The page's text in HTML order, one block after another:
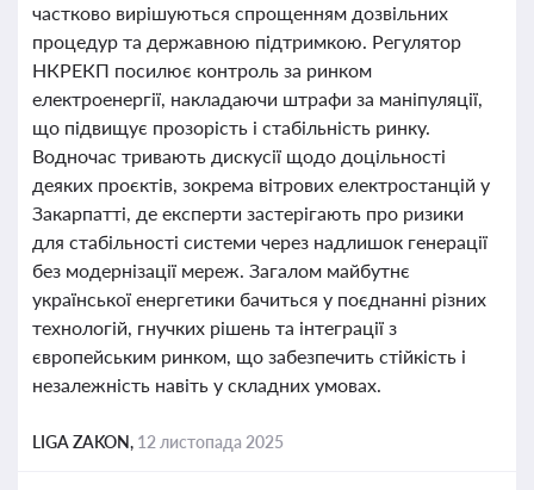
частково вирішуються спрощенням дозвільних
процедур та державною підтримкою. Регулятор
НКРЕКП посилює контроль за ринком
електроенергії, накладаючи штрафи за маніпуляції,
що підвищує прозорість і стабільність ринку.
Водночас тривають дискусії щодо доцільності
деяких проєктів, зокрема вітрових електростанцій у
Закарпатті, де експерти застерігають про ризики
для стабільності системи через надлишок генерації
без модернізації мереж. Загалом майбутнє
української енергетики бачиться у поєднанні різних
технологій, гнучких рішень та інтеграції з
європейським ринком, що забезпечить стійкість і
незалежність навіть у складних умовах.
LIGA ZAKON, 12 листопада 2025